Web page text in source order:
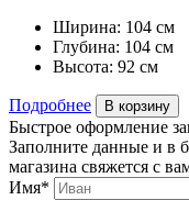
Ширина: 104 см
Глубина: 104 см
Высота: 92 см
Подробнее В корзину
Быстрое оформление
Заполните данные и в
магазина свяжется с
Имя*